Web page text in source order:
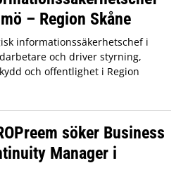
– Region Skåne
informationssäkerhetschef i
och driver styrning,
och offentlighet i Region
söker Business
Manager i